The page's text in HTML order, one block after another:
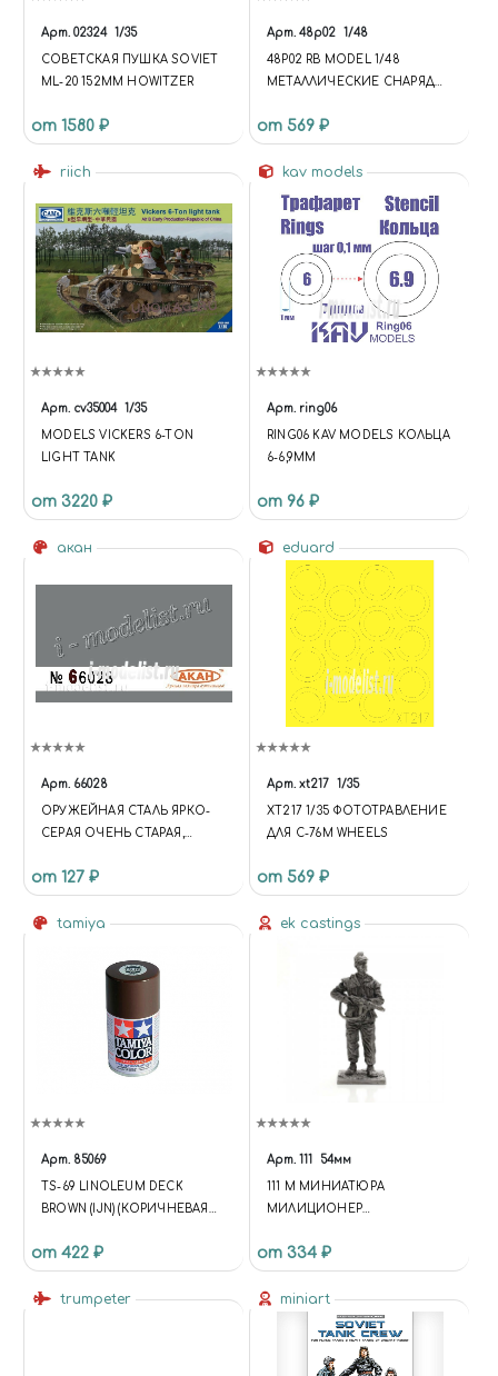
Арт. 02324 1/35
СОВЕТСКАЯ ПУШКА SOVIET
ML-20 152MM HOWITZER
от 1580 ₽
Арт. 48p02 1/48
48P02 RB MODEL 1/48
МЕТАЛЛИЧЕСКИЕ СНАРЯДЫ
от 569 ₽
riich
Арт. cv35004 1/35
MODELS VICKERS 6-TON
LIGHT TANK
от 3220 ₽
kav models
Арт. ring06
RING06 KAV MODELS КОЛЬЦА
6-6,9ММ
от 96 ₽
акан
Арт. 66028
ОРУЖЕЙНАЯ СТАЛЬ ЯРКО-
СЕРАЯ ОЧЕНЬ СТАРАЯ,
от 127 ₽
eduard
Арт. xt217 1/35
XT217 1/35 ФОТОТРАВЛЕНИЕ
ДЛЯ С-76M WHEELS
от 569 ₽
tamiya
Арт. 85069
TS-69 LINOLEUM DECK
BROWN (IJN) (КОРИЧНЕВАЯ
100 МЛ.
от 422 ₽
ek castings
Арт. 111 54мм
111 M МИНИАТЮРА
МИЛИЦИОНЕР
ИТАЛИЯ 1943-45
от 334 ₽
trumpeter miniart